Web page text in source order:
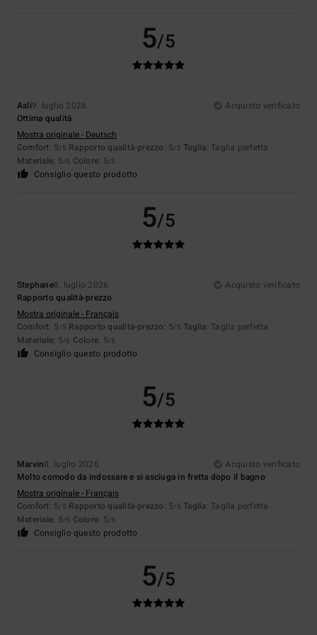
5/5
Asli9. luglio 2026
Acquisto verificato
Ottima qualità
Mostra originale - Deutsch
Comfort: 5/5 Rapporto qualità-prezzo: 5/5 Taglia: Taglia perfetta
Materiale: 5/5 Colore: 5/5
Consiglio questo prodotto
5/5
Stephane8. luglio 2026
Acquisto verificato
Rapporto qualità-prezzo
Mostra originale - Français
Comfort: 5/5 Rapporto qualità-prezzo: 5/5 Taglia: Taglia perfetta
Materiale: 5/5 Colore: 5/5
Consiglio questo prodotto
5/5
Marvin8. luglio 2026
Acquisto verificato
Molto comodo da indossare e si asciuga in fretta dopo il bagno
Mostra originale - Français
Comfort: 5/5 Rapporto qualità-prezzo: 5/5 Taglia: Taglia perfetta
Materiale: 5/5 Colore: 5/5
Consiglio questo prodotto
5/5